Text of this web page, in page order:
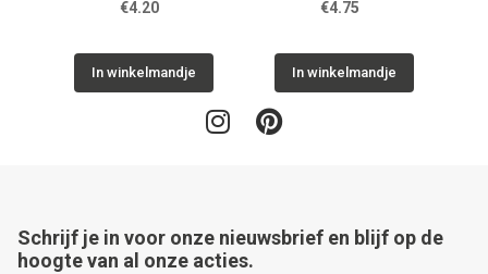
€4.20
In winkelmandje
€4.75
In winkelmandje
Schrijf je in voor onze nieuwsbrief en blijf op de
hoogte van al onze acties.